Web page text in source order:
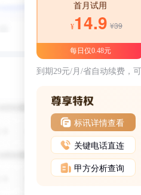
首月试用
¥14.9 ¥39
每日仅0.48元
到期29元/月/省自动续费，可
标讯详情查看
关键电话直连
甲方分析查询